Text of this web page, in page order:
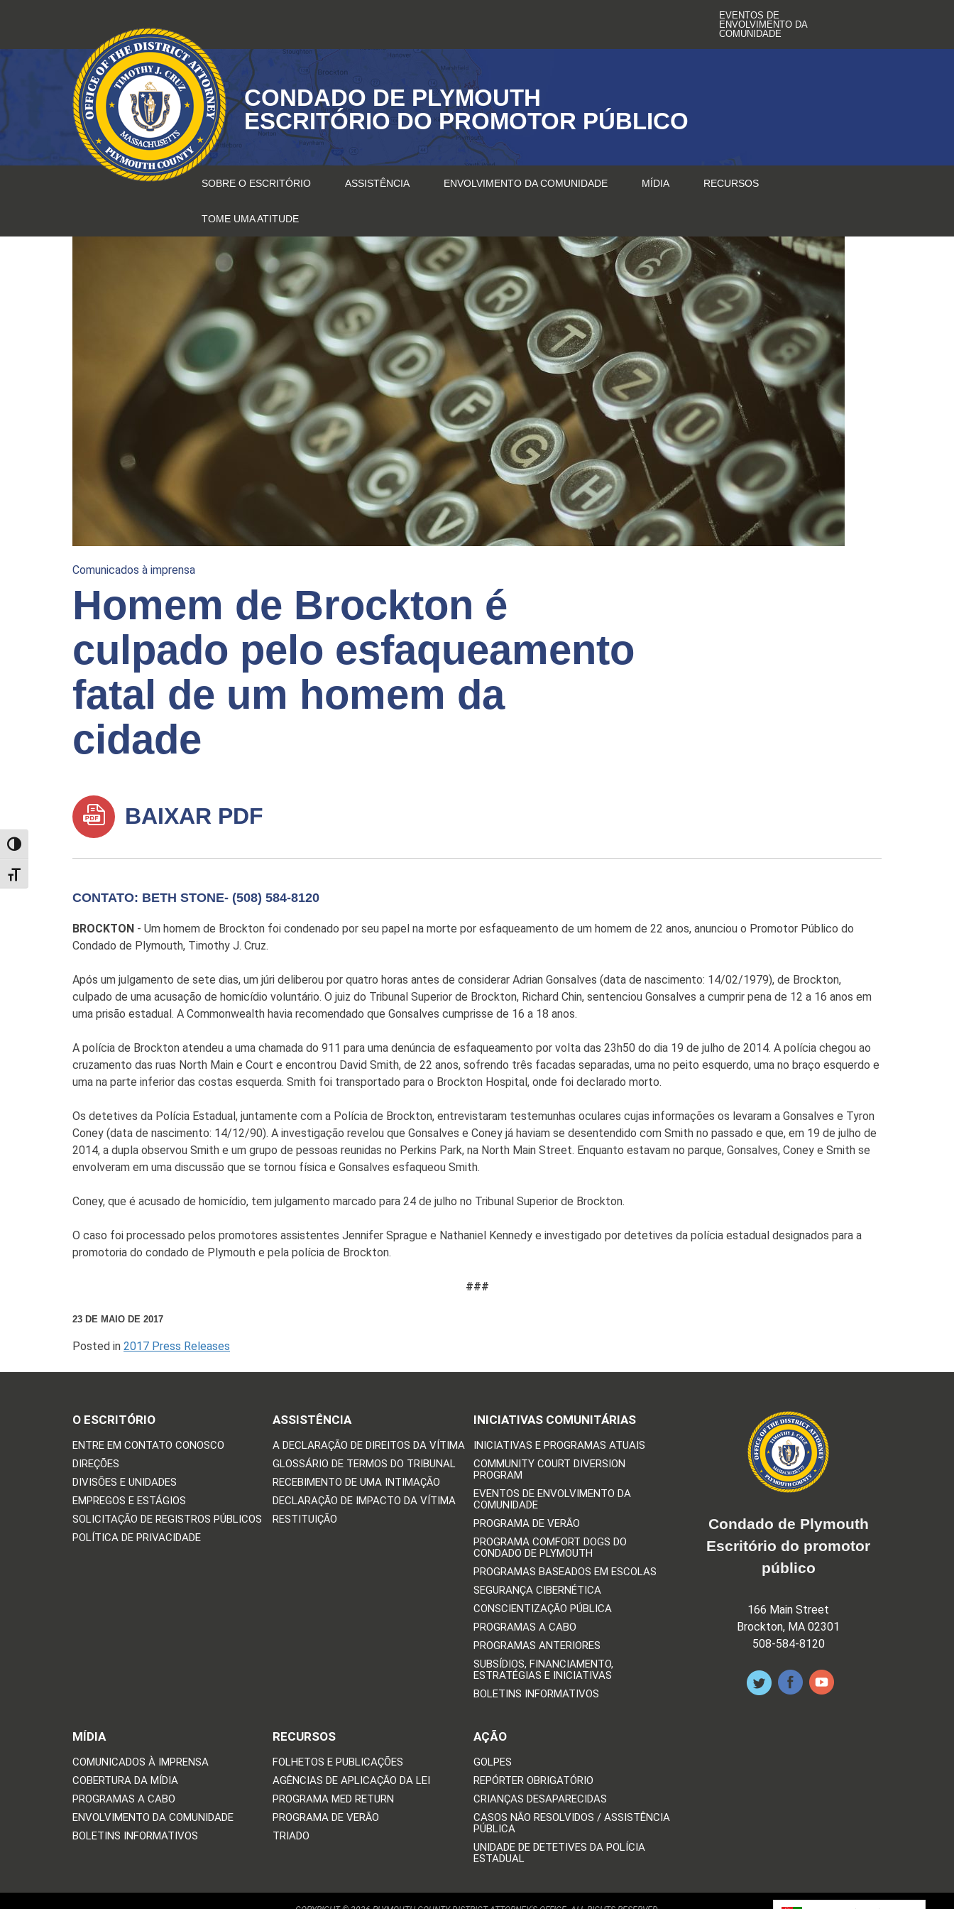
TOGGLE HIGH CONTRAST
TOGGLE FONT SIZE
conteúdo
EVENTOS DE
ENVOLVIMENTO DA
COMUNIDADE
CONDADO DE PLYMOUTH
ESCRITÓRIO DO PROMOTOR PÚBLICO
SOBRE O ESCRITÓRIO ASSISTÊNCIA ENVOLVIMENTO DA COMUNIDADE MÍDIA RECURSOS
TOME UMA ATITUDE
Comunicados à imprensa
Homem de Brockton é
culpado pelo esfaqueamento
fatal de um homem da
cidade
BAIXAR PDF
CONTATO: BETH STONE- (508) 584-8120
BROCKTON - Um homem de Brockton foi condenado por seu papel na morte por esfaqueamento de um homem de 22 anos, anunciou o Promotor Público do
Condado de Plymouth, Timothy J. Cruz.
Após um julgamento de sete dias, um júri deliberou por quatro horas antes de considerar Adrian Gonsalves (data de nascimento: 14/02/1979), de Brockton,
culpado de uma acusação de homicídio voluntário. O juiz do Tribunal Superior de Brockton, Richard Chin, sentenciou Gonsalves a cumprir pena de 12 a 16 anos em
uma prisão estadual. A Commonwealth havia recomendado que Gonsalves cumprisse de 16 a 18 anos.
A polícia de Brockton atendeu a uma chamada do 911 para uma denúncia de esfaqueamento por volta das 23h50 do dia 19 de julho de 2014. A polícia chegou ao
cruzamento das ruas North Main e Court e encontrou David Smith, de 22 anos, sofrendo três facadas separadas, uma no peito esquerdo, uma no braço esquerdo e
uma na parte inferior das costas esquerda. Smith foi transportado para o Brockton Hospital, onde foi declarado morto.
Os detetives da Polícia Estadual, juntamente com a Polícia de Brockton, entrevistaram testemunhas oculares cujas informações os levaram a Gonsalves e Tyron
Coney (data de nascimento: 14/12/90). A investigação revelou que Gonsalves e Coney já haviam se desentendido com Smith no passado e que, em 19 de julho de
2014, a dupla observou Smith e um grupo de pessoas reunidas no Perkins Park, na North Main Street. Enquanto estavam no parque, Gonsalves, Coney e Smith se
envolveram em uma discussão que se tornou física e Gonsalves esfaqueou Smith.
Coney, que é acusado de homicídio, tem julgamento marcado para 24 de julho no Tribunal Superior de Brockton.
O caso foi processado pelos promotores assistentes Jennifer Sprague e Nathaniel Kennedy e investigado por detetives da polícia estadual designados para a
promotoria do condado de Plymouth e pela polícia de Brockton.
###
23 DE MAIO DE 2017
Posted in 2017 Press Releases
O ESCRITÓRIO
ENTRE EM CONTATO CONOSCO
DIREÇÕES
DIVISÕES E UNIDADES
EMPREGOS E ESTÁGIOS
SOLICITAÇÃO DE REGISTROS PÚBLICOS
POLÍTICA DE PRIVACIDADE
ASSISTÊNCIA
A DECLARAÇÃO DE DIREITOS DA VÍTIMA
GLOSSÁRIO DE TERMOS DO TRIBUNAL
RECEBIMENTO DE UMA INTIMAÇÃO
DECLARAÇÃO DE IMPACTO DA VÍTIMA
RESTITUIÇÃO
INICIATIVAS COMUNITÁRIAS
INICIATIVAS E PROGRAMAS ATUAIS
COMMUNITY COURT DIVERSION
PROGRAM
EVENTOS DE ENVOLVIMENTO DA
COMUNIDADE
PROGRAMA DE VERÃO
PROGRAMA COMFORT DOGS DO
CONDADO DE PLYMOUTH
PROGRAMAS BASEADOS EM ESCOLAS
SEGURANÇA CIBERNÉTICA
CONSCIENTIZAÇÃO PÚBLICA
PROGRAMAS A CABO
PROGRAMAS ANTERIORES
SUBSÍDIOS, FINANCIAMENTO,
ESTRATÉGIAS E INICIATIVAS
BOLETINS INFORMATIVOS
MÍDIA
COMUNICADOS À IMPRENSA
COBERTURA DA MÍDIA
PROGRAMAS A CABO
ENVOLVIMENTO DA COMUNIDADE
BOLETINS INFORMATIVOS
RECURSOS
FOLHETOS E PUBLICAÇÕES
AGÊNCIAS DE APLICAÇÃO DA LEI
PROGRAMA MED RETURN
PROGRAMA DE VERÃO
TRIADO
AÇÃO
GOLPES
REPÓRTER OBRIGATÓRIO
CRIANÇAS DESAPARECIDAS
CASOS NÃO RESOLVIDOS / ASSISTÊNCIA
PÚBLICA
UNIDADE DE DETETIVES DA POLÍCIA
ESTADUAL
Condado de Plymouth
Escritório do promotor
público
166 Main Street
Brockton, MA 02301
508-584-8120